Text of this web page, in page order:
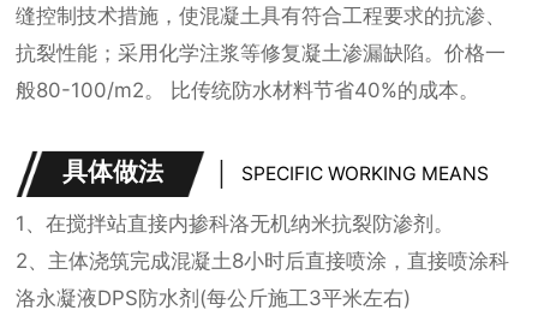
缝控制技术措施，使混凝土具有符合工程要求的抗渗、
抗裂性能；采用化学注浆等修复凝土渗漏缺陷。价格一
般80-100/m2。 比传统防水材料节省40%的成本。
具体做法 SPECIFIC WORKING MEANS
1、在搅拌站直接内掺科洛无机纳米抗裂防渗剂。
2、主体浇筑完成混凝土8小时后直接喷涂，直接喷涂科
洛永凝液DPS防水剂(每公斤施工3平米左右)